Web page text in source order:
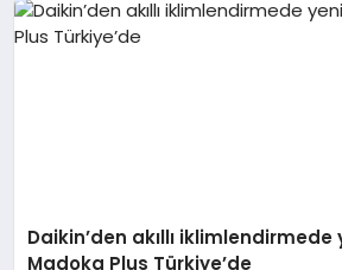
Daikin’den akıllı
Madoka Plus Türkiye’de